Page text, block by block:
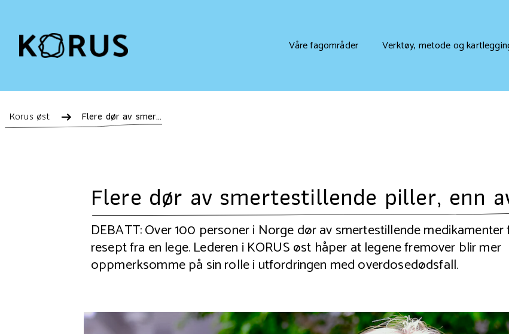
Våre fagområder Verktøy, metode og
Korus øst Flere dør av smertestillende piller, enn av heroin
Flere dør av smertestillende piller, enn
DEBATT: Over 100 personer i Norge dør av smertestillende
resept fra en lege. Lederen i KORUS øst håper at legene fremover blir mer
oppmerksomme på sin rolle i utfordringen med overdosedødsfall.